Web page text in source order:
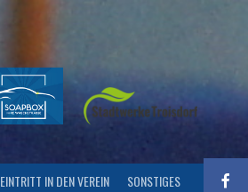
EINTRITT IN DEN VEREIN SONSTIGES